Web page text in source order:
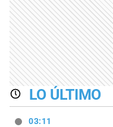
LO ÚLTIMO
03:11